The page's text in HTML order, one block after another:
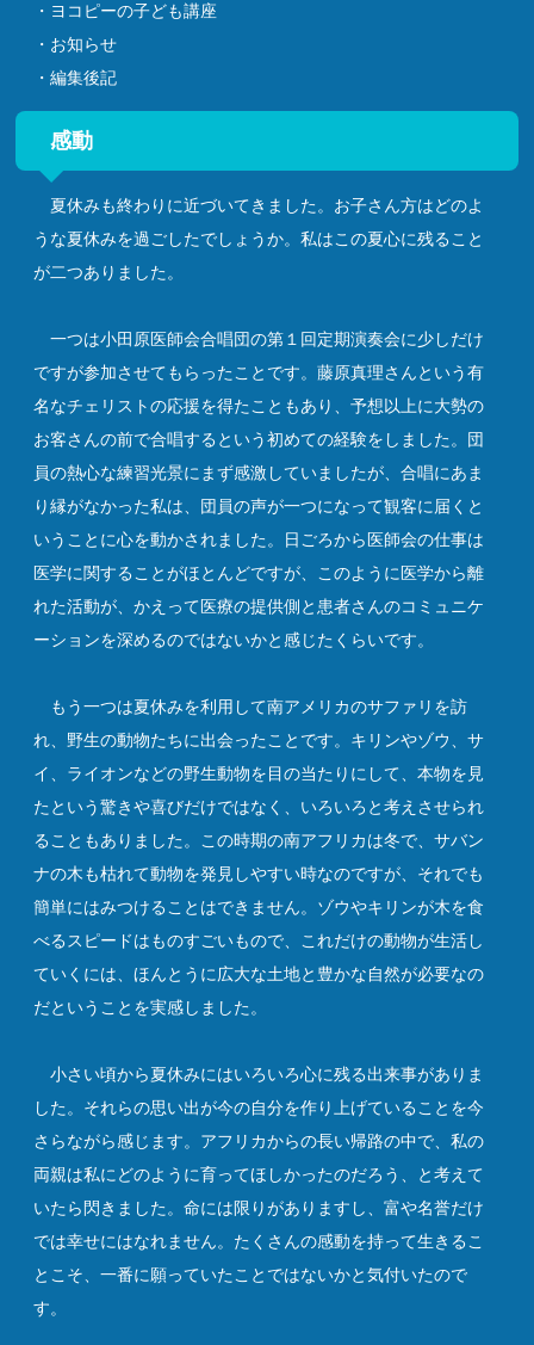
・ヨコピーの子ども講座
・お知らせ
・編集後記
感動
夏休みも終わりに近づいてきました。お子さん方はどのよ
うな夏休みを過ごしたでしょうか。私はこの夏心に残ること
が二つありました。
一つは小田原医師会合唱団の第１回定期演奏会に少しだけ
ですが参加させてもらったことです。藤原真理さんという有
名なチェリストの応援を得たこともあり、予想以上に大勢の
お客さんの前で合唱するという初めての経験をしました。団
員の熱心な練習光景にまず感激していましたが、合唱にあま
り縁がなかった私は、団員の声が一つになって観客に届くと
いうことに心を動かされました。日ごろから医師会の仕事は
医学に関することがほとんどですが、このように医学から離
れた活動が、かえって医療の提供側と患者さんのコミュニケ
ーションを深めるのではないかと感じたくらいです。
もう一つは夏休みを利用して南アメリカのサファリを訪
れ、野生の動物たちに出会ったことです。キリンやゾウ、サ
イ、ライオンなどの野生動物を目の当たりにして、本物を見
たという驚きや喜びだけではなく、いろいろと考えさせられ
ることもありました。この時期の南アフリカは冬で、サバン
ナの木も枯れて動物を発見しやすい時なのですが、それでも
簡単にはみつけることはできません。ゾウやキリンが木を食
べるスピードはものすごいもので、これだけの動物が生活し
ていくには、ほんとうに広大な土地と豊かな自然が必要なの
だということを実感しました。
小さい頃から夏休みにはいろいろ心に残る出来事がありま
した。それらの思い出が今の自分を作り上げていることを今
さらながら感じます。アフリカからの長い帰路の中で、私の
両親は私にどのように育ってほしかったのだろう、と考えて
いたら閃きました。命には限りがありますし、富や名誉だけ
では幸せにはなれません。たくさんの感動を持って生きるこ
とこそ、一番に願っていたことではないかと気付いたので
す。